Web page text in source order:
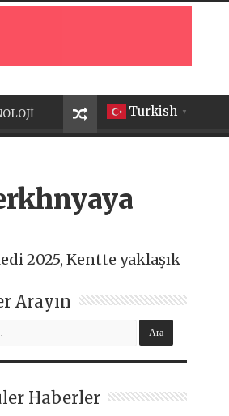
Turkish ▼
2025, Kentte yaklaşık
Arayın
Haberler